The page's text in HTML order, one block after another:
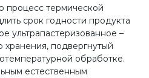
процесс термической
срок годности продукта
ультрапастеризованное –
хранения, подвергнутый
обработке.
естественным